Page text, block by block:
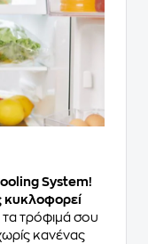
System!
κυκλοφορεί
τρόφιμά σου
κανένας